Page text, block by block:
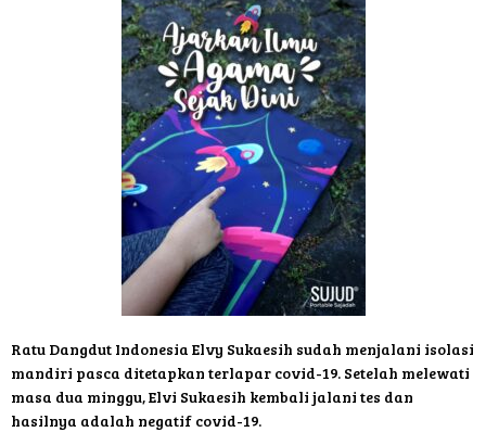
Ratu Dangdut Indonesia Elvy Sukaesih sudah menjalani isolasi
mandiri pasca ditetapkan terlapar covid-19. Setelah melewati
masa dua minggu, Elvi Sukaesih kembali jalani tes dan
hasilnya adalah negatif covid-19.